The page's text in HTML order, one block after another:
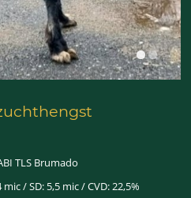
TLS Brumado
/ SD: 5,5 mic / CVD: 22,5%